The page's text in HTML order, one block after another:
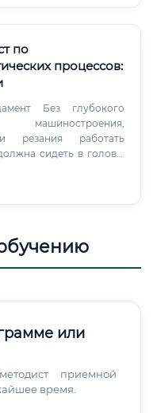
по
процессов:
резания работать
сидеть в голове,
ПО сегодня никуда.
или
приемной
время.